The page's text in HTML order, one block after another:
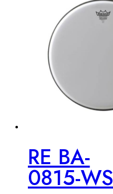
RE BA-
0815-WS